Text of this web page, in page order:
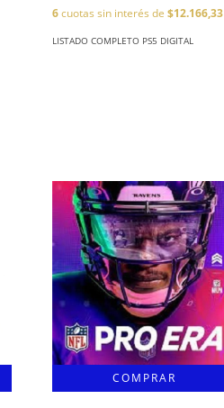
6cuotas sin interés de$12.166,33
LISTADO COMPLETO PS5 DIGITAL